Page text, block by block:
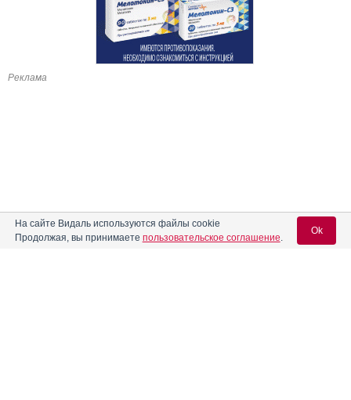
Реклама
На сайте Видаль используются файлы cookie
Продолжая, вы принимаете пользовательское соглашение.
Ok